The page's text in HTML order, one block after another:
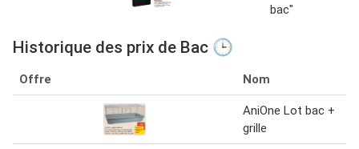
bac"
Historique des prix de Bac 🕒
Offre Nom
AniOne Lot bac +
grille